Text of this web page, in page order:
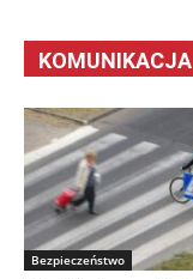
KOMUNIKACJA
Bezpieczeństwo